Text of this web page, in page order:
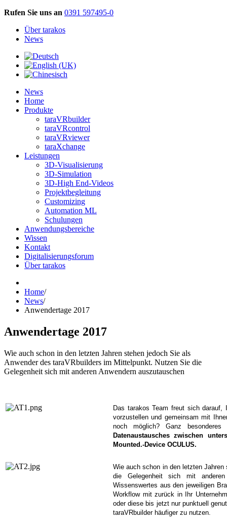
Rufen Sie uns an 0391 597495-0
Über tarakos
News
News
Home
Produkte
taraVRbuilder
taraVRcontrol
taraVRviewer
taraXchange
Leistungen
3D-Visualisierung
3D-Simulation
3D-High End-Videos
Projektbegleitung
Customizing
Automation ML
Schulungen
Anwendungsbereiche
Wissen
Kontakt
Digitalisierungsforum
Über tarakos
Home/
News/
Anwendertage 2017
Anwendertage 2017
Wie auch schon in den letzten Jahren stehen jedoch Sie als
Anwender des taraVRbuilders im Mittelpunkt. Nutzen Sie die
Gelegenheit sich mit anderen Anwendern auszutauschen
Das tarakos Team freut sich
vorzustellen und gemeinsam mit
noch möglich? Ganz
Datenaustausches zwischen
Mounted.-Device OCULUS.
Wie auch schon in den letzten
die Gelegenheit sich mit anderen
Wissenswertes aus den jeweiligen
Workflow mit zurück in Ihr
oder diese bis jetzt nur punktuell
taraVRbuilder häufiger zu nutzen.